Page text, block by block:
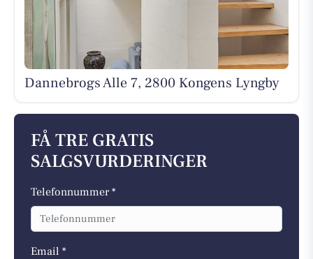
Dannebrogs Alle 7, 2800 Kongens Lyngby
FÅ TRE GRATIS
SALGSVURDERINGER
Telefonnummer *
Email *